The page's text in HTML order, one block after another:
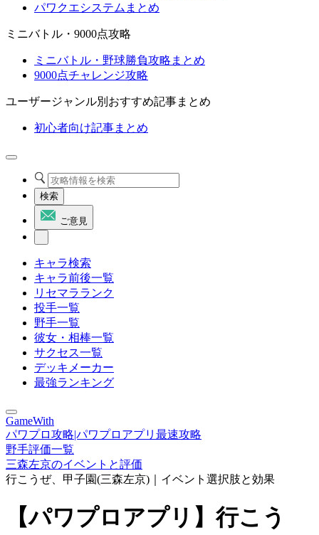
パワクエシステムまとめ
ミニバトル・9000点攻略
ミニバトル・野球勝負攻略まとめ
9000点チャレンジ攻略
ユーザージャンル別おすすめ記事まとめ
初心者向け記事まとめ
検索
ご意見
キャラ検索
キャラ前後一覧
リセマラランク
投手一覧
野手一覧
彼女・相棒一覧
サクセス一覧
デッキメーカー
最強ランキング
GameWith
パワプロ攻略|パワプロアプリ最速攻略
野手評価一覧
三森左京のイベントと評価
行こうぜ、甲子園(三森左京)｜イベント選択肢と効果
【パワプロアプリ】行こう